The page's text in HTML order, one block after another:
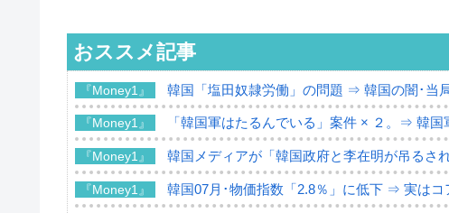
おススメ記事
『Money1』 韓国「塩田奴隷労働」の問題 ⇒ 韓国の闇･当
『Money1』 「韓国軍はたるんでいる」案件 × ２。⇒ 韓
『Money1』 韓国メディアが「韓国政府と李在明が吊るさ
『Money1』 韓国07月･物価指数「2.8％」に低下 ⇒ 実はコ